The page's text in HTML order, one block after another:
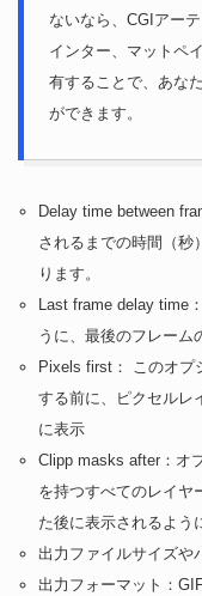
ないなら、CGIアー
インター、マットペ
有することで、あな
ができます。
Delay time between
されるまでの時間（秒
ります。
Last frame delay time
うに、最後のフレーム
Pixels first： このオプ
する前に、ピクセルレ
に表示
Clipp masks after：オ
を持つすべてのレイヤ
た後に表示されるよう
出力ファイルサイズや
出力フォーマット：